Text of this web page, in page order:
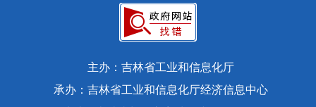
主办：吉林省工业和信息化厅
承办：吉林省工业和信息化厅经济信息中心